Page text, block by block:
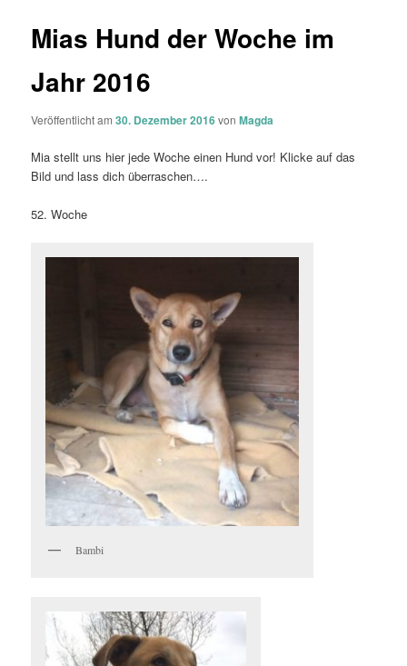
Mias Hund der Woche im
Jahr 2016
Veröffentlicht am30. Dezember 2016vonMagda
Mia stellt uns hier jede Woche einen Hund vor! Klicke auf das
Bild und lass dich überraschen….
52. Woche
Bambi